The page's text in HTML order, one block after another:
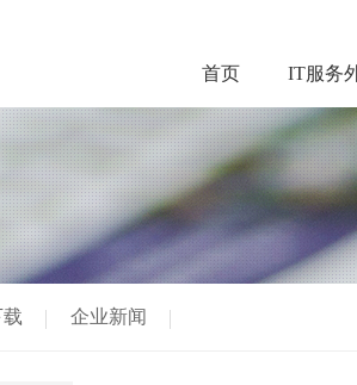
首页 IT服务
企业新闻